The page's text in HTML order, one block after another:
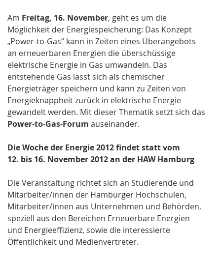
Am Freitag, 16. November, geht es um die
Möglichkeit der Energiespeicherung: Das Konzept
„Power-to-Gas“ kann in Zeiten eines Überangebots
an erneuerbaren Energien die überschüssige
elektrische Energie in Gas umwandeln. Das
entstehende Gas lässt sich als chemischer
Energieträger speichern und kann zu Zeiten von
Energieknappheit zurück in elektrische Energie
gewandelt werden. Mit dieser Thematik setzt sich das
Power-to-Gas-Forum auseinander.
Die Woche der Energie 2012 findet statt vom
12. bis 16. November 2012 an der HAW Hamburg
Die Veranstaltung richtet sich an Studierende und
Mitarbeiter/innen der Hamburger Hochschulen,
Mitarbeiter/innen aus Unternehmen und Behörden,
speziell aus den Bereichen Erneuerbare Energien
und Energieeffizienz, sowie die interessierte
Öffentlichkeit und Medienvertreter.